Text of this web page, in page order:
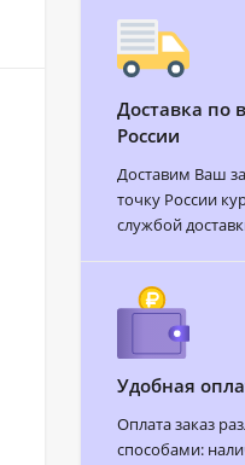
Доставка по
России
Доставим Ваш
точку России
службой
Удобная
Оплата заказ
способами: